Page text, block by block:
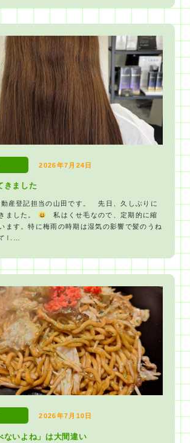
きました
2026年7月24日
動産登記担当の山田です。 先日、久しぶりに
ました。
私はくせ毛なので、定期的に縮
ます。特に梅雨の時期は湿気の影響で髪のうね
し…
ないよね」は大間違い
2026年7月10日